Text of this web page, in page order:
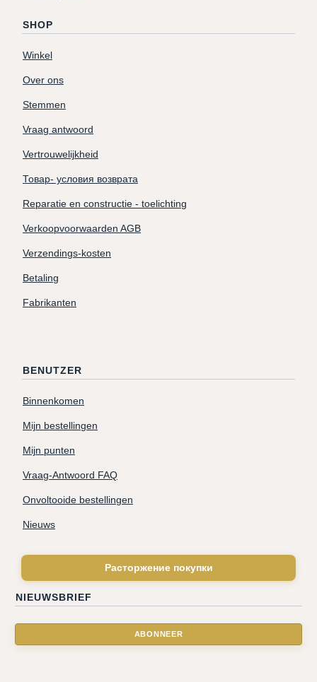
SHOP
Winkel
Over ons
Stemmen
Vraag antwoord
Vertrouwelijkheid
Товар- условия возврата
Reparatie en constructie - toelichting
Verkoopvoorwaarden AGB
Verzendings-kosten
Betaling
Fabrikanten
BENUTZER
Binnenkomen
Mijn bestellingen
Mijn punten
Vraag-Antwoord FAQ
Onvoltooide bestellingen
Nieuws
Расторжение покупки
NIEUWSBRIEF